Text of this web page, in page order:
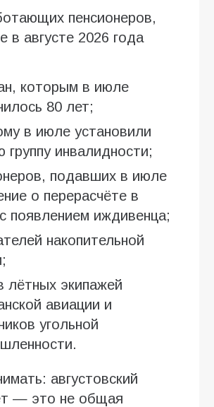
пенсионеров,
в августе 2026 года
которым в июле
80 лет;
в июле установили
группу инвалидности;
подавших в июле
о перерасчёте в
появлением иждивенца;
накопительной
лётных экипажей
авиации и
угольной
августовский
— это не общая